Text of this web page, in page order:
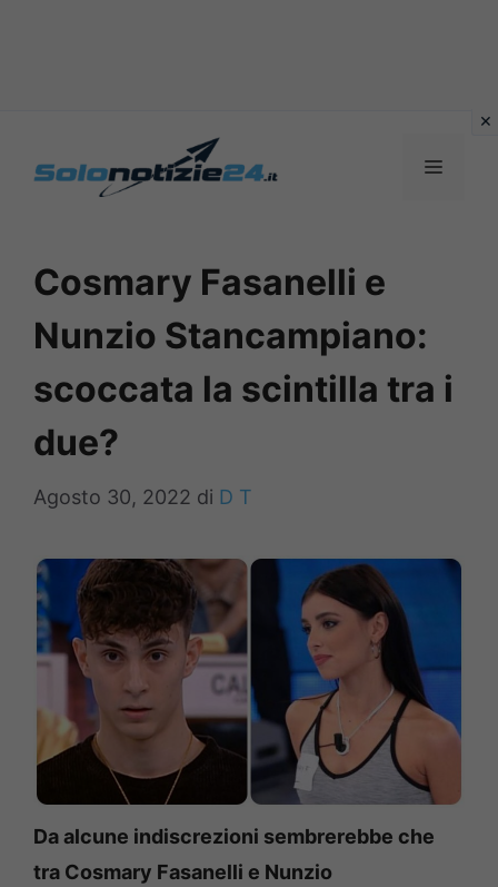
MENU
Cosmary Fasanelli e
Nunzio Stancampiano:
scoccata la scintilla tra i
due?
Agosto 30, 2022 di D T
Da alcune indiscrezioni sembrerebbe che
tra Cosmary Fasanelli e Nunzio